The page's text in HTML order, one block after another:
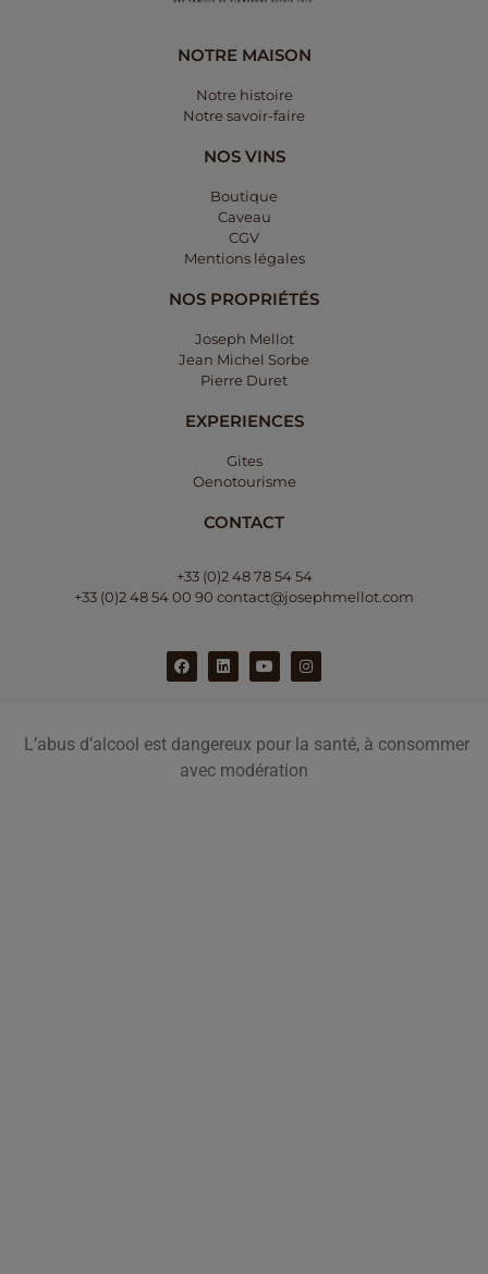
NOTRE MAISON
Notre histoire
Notre savoir-faire
NOS VINS
Boutique
Caveau
CGV
Mentions légales​
NOS PROPRIÉTÉS
Joseph Mellot
Jean Michel Sorbe
Pierre Duret
EXPERIENCES
Gites
Oenotourisme
CONTACT
+33 (0)2 48 78 54 54
+33 (0)2 48 54 00 90 contact@josephmellot.com
L’abus d’alcool est dangereux pour la santé, à consommer
avec modération